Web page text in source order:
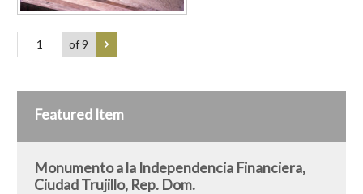
of 9
Featured Item
Monumento a la Independencia Financiera,
Ciudad Trujillo, Rep. Dom.